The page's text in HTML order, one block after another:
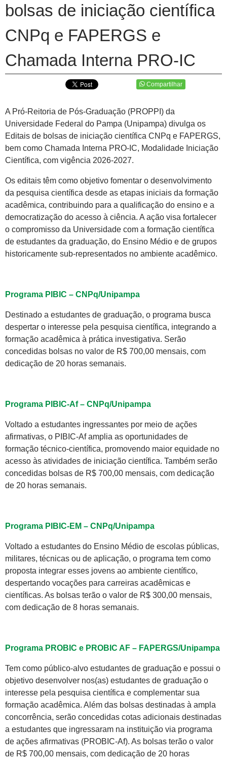
bolsas de iniciação científica
CNPq e FAPERGS e
Chamada Interna PRO-IC
Compartilhar
A Pró-Reitoria de Pós-Graduação (PROPPI) da
Universidade Federal do Pampa (Unipampa) divulga os
Editais de bolsas de iniciação científica CNPq e FAPERGS,
bem como Chamada Interna PRO-IC, Modalidade Iniciação
Científica, com vigência 2026-2027.
Os editais têm como objetivo fomentar o desenvolvimento
da pesquisa científica desde as etapas iniciais da formação
acadêmica, contribuindo para a qualificação do ensino e a
democratização do acesso à ciência. A ação visa fortalecer
o compromisso da Universidade com a formação científica
de estudantes da graduação, do Ensino Médio e de grupos
historicamente sub-representados no ambiente acadêmico.
Programa PIBIC – CNPq/Unipampa
Destinado a estudantes de graduação, o programa busca
despertar o interesse pela pesquisa científica, integrando a
formação acadêmica à prática investigativa. Serão
concedidas bolsas no valor de R$ 700,00 mensais, com
dedicação de 20 horas semanais.
Programa PIBIC-Af – CNPq/Unipampa
Voltado a estudantes ingressantes por meio de ações
afirmativas, o PIBIC-Af amplia as oportunidades de
formação técnico-científica, promovendo maior equidade no
acesso às atividades de iniciação científica. Também serão
concedidas bolsas de R$ 700,00 mensais, com dedicação
de 20 horas semanais.
Programa PIBIC-EM – CNPq/Unipampa
Voltado a estudantes do Ensino Médio de escolas públicas,
militares, técnicas ou de aplicação, o programa tem como
proposta integrar esses jovens ao ambiente científico,
despertando vocações para carreiras acadêmicas e
científicas. As bolsas terão o valor de R$ 300,00 mensais,
com dedicação de 8 horas semanais.
Programa PROBIC e PROBIC AF – FAPERGS/Unipampa
Tem como público-alvo estudantes de graduação e possui o
objetivo desenvolver nos(as) estudantes de graduação o
interesse pela pesquisa científica e complementar sua
formação acadêmica. Além das bolsas destinadas à ampla
concorrência, serão concedidas cotas adicionais destinadas
a estudantes que ingressaram na instituição via programa
de ações afirmativas (PROBIC-Af). As bolsas terão o valor
de R$ 700,00 mensais, com dedicação de 20 horas